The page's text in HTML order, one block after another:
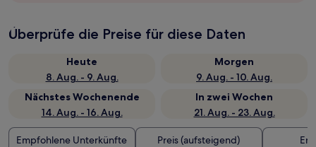
Überprüfe die Preise für diese Daten
Heute
8. Aug. - 9. Aug.
Morgen
9. Aug. - 10. Aug.
Nächstes Wochenende
14. Aug. - 16. Aug.
In zwei Wochen
21. Aug. - 23. Aug.
Empfohlene Unterkünfte Preis (aufsteigend)